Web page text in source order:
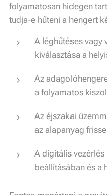
folyamatosan hidegen
tudja-e hűteni a hengert
A léghűtéses vagy
kiválasztása a
Az
a folyamatos
Az éjszakai
az alapanyag
A digitális
beállításában és a